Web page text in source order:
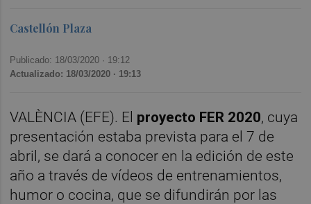
Castellón Plaza
Publicado: 18/03/2020 · 19:12
Actualizado: 18/03/2020 · 19:13
VALÈNCIA (EFE). El proyecto FER 2020, cuya
presentación estaba prevista para el 7 de
abril, se dará a conocer en la edición de este
año a través de vídeos de entrenamientos,
humor o cocina, que se difundirán por las